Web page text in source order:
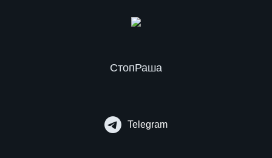
СтопРаша
Telegram